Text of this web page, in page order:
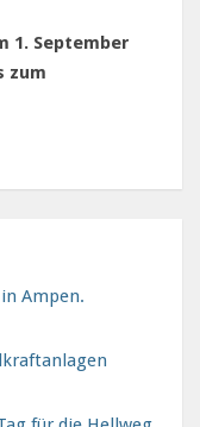
1. September
zum
Ampen.